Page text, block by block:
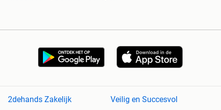
2dehands Zakelijk Veilig en Succesvol